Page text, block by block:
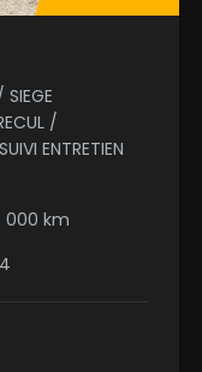
/
ENTRETIEN
000 km